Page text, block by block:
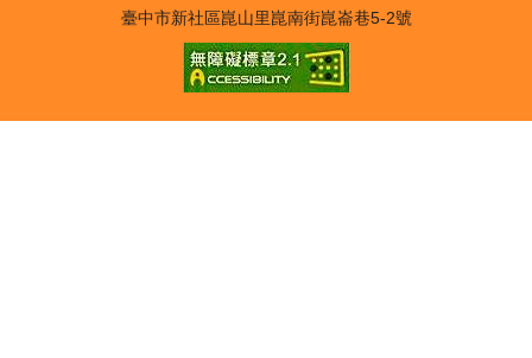
臺中市新社區崑山里崑南街崑崙巷5-2號